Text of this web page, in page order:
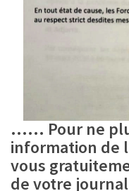
…… Pour ne
information de
vous
de votre